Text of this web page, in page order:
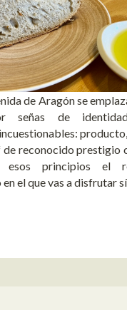
de Aragón se
señas de
de reconocido prestigio
esos principios el
el que vas a disfrutar